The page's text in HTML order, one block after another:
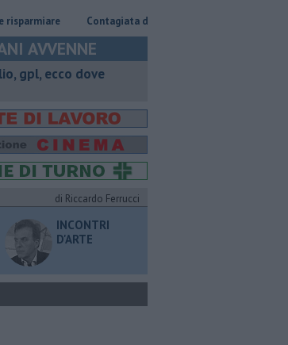
Contagiata da legionella, non ce l'ha fatta
AVVENNE
gpl, ecco dove
di Riccardo Ferrucci
INCONTRI
D'ARTE